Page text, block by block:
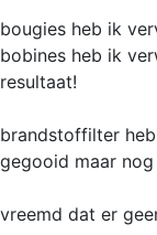
bougies heb ik
bobines heb ik
resultaat!
brandstoffilter
gegooid maar
vreemd dat er